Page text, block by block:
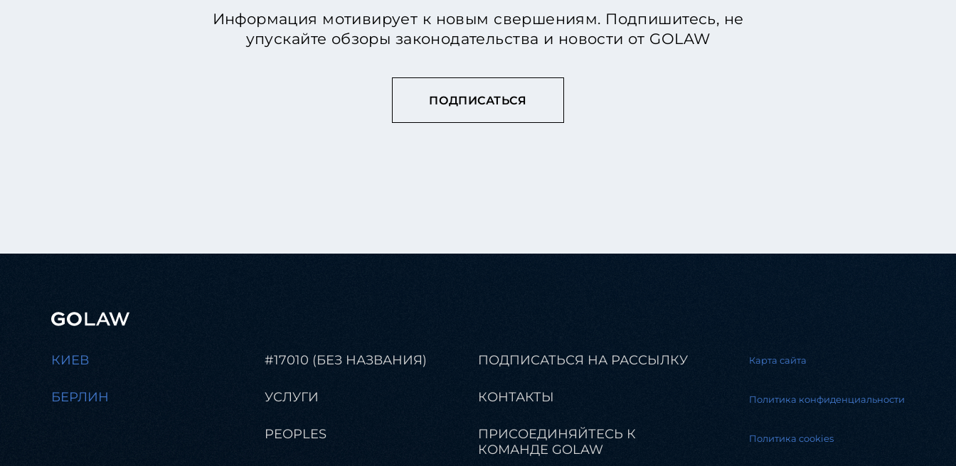
Информация мотивирует к новым свершениям. Подпишитесь, не
упускайте обзоры законодательства и новости от GOLAW
ПОДПИСАТЬСЯ
#17010 (БЕЗ НАЗВАНИЯ)
УСЛУГИ
PEOPLES
ПОДПИСАТЬСЯ НА РАССЫЛКУ
КОНТАКТЫ
ПРИСОЕДИНЯЙТЕСЬ К
КОМАНДЕ GOLAW
КИЕВ
БЕРЛИН
Карта сайта
Политика конфиденциальности
Политика cookies